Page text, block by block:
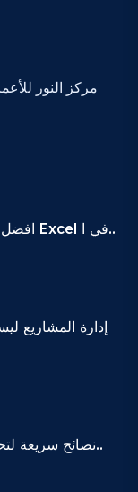
افضل دورة تحليل البيانات Excel في ا..
إدارة المشاريع
5 نصائح سريعة لتحليل البيانات اليوم..